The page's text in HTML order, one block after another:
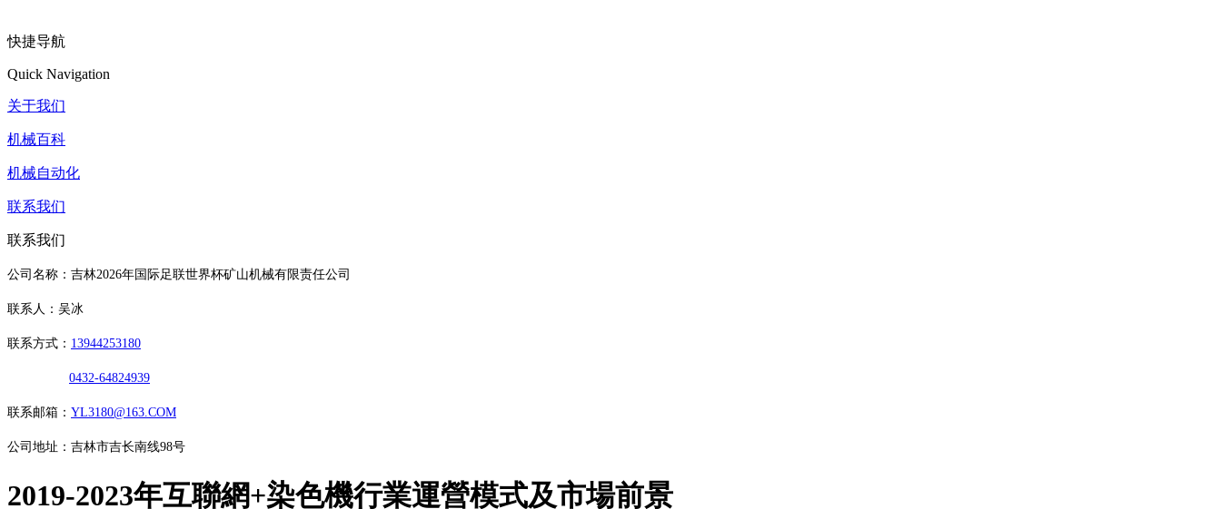
快捷导航
Quick Navigation
关于我们
机械百科
机械自动化
联系我们
联系我们
公司名称：吉林2026年国际足联世界杯矿山机械有限责任公司
联系人：吴冰
联系方式： 13944253180
0432-64824939
联系邮箱： YL3180@163.COM
公司地址：吉林市吉长南线98号
2019-2023年互聯網+染色機行業運營模式及市場前景